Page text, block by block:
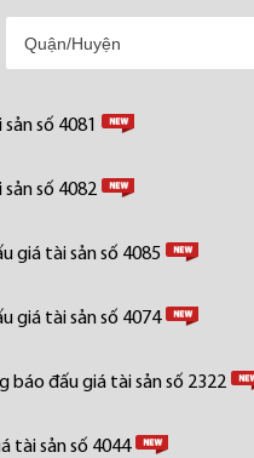
số 4081
số 4082
giá tài sản số 4085
giá tài sản số 4074
báo đấu giá tài sản số 2322
tài sản số 4044